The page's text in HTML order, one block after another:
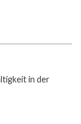
in der